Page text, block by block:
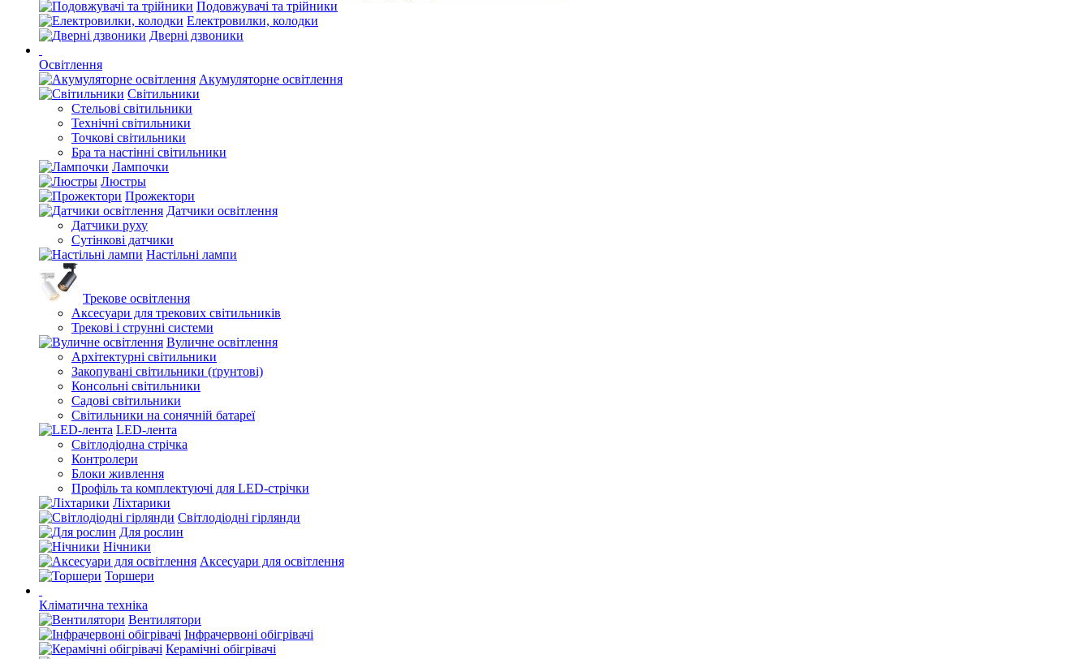
Подовжувачі та трійники
Електровилки, колодки
Дверні дзвоники
Освітлення
Акумуляторне освітлення
Світильники
Стельові світильники
Технічні світильники
Точкові світильники
Бра та настінні світильники
Лампочки
Люстры
Прожектори
Датчики освітлення
Датчики руху
Сутінкові датчики
Настільні лампи
Трекове освітлення
Аксесуари для трекових світильників
Трекові і струнні системи
Вуличне освітлення
Архітектурні світильники
Закопувані світильники (ґрунтові)
Консольні світильники
Садові світильники
Світильники на сонячній батареї
LED-лента
Світлодіодна стрічка
Контролери
Блоки живлення
Профіль та комплектуючі для LED-стрічки
Ліхтарики
Світлодіодні гірлянди
Для рослин
Нічники
Аксесуари для освітлення
Торшери
Кліматична техніка
Вентилятори
Інфрачервоні обігрівачі
Керамічні обігрівачі